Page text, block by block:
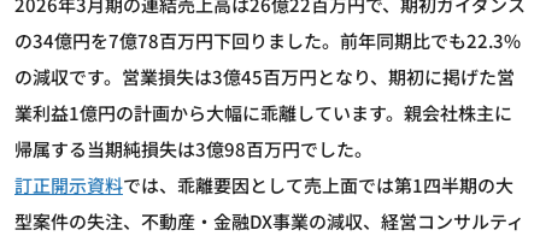
の34億円を7億78百万円下回りました。前年同期比でも22.3%
の減収です。営業損失は3億45百万円となり、期初に掲げた営
業利益1億円の計画から大幅に乖離しています。親会社株主に
帰属する当期純損失は3億98百万円でした。
訂正開示資料では、乖離要因として売上面では第1四半期の大
型案件の失注、不動産・金融DX事業の減収、経営コンサルティ